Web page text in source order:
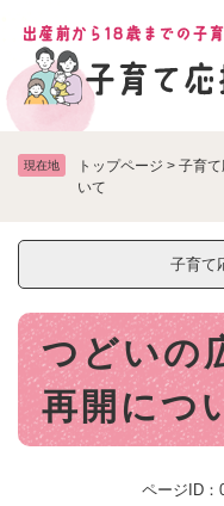
の
先
現在地 トップページ > 子育
いて
子育て
本
文 つどいの
再開につ
ページID：